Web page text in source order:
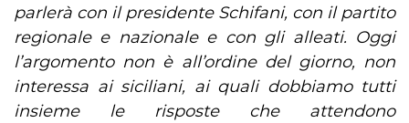
parlerà con il presidente Schifani, con il partito
regionale e nazionale e con gli alleati. Oggi
l’argomento non è all’ordine del giorno, non
interessa ai siciliani, ai quali dobbiamo tutti
insieme le risposte che attendono